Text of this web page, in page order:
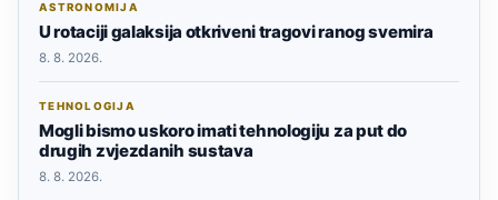
ASTRONOMIJA
U rotaciji galaksija otkriveni tragovi ranog svemira
8. 8. 2026.
TEHNOLOGIJA
Mogli bismo uskoro imati tehnologiju za put do
drugih zvjezdanih sustava
8. 8. 2026.